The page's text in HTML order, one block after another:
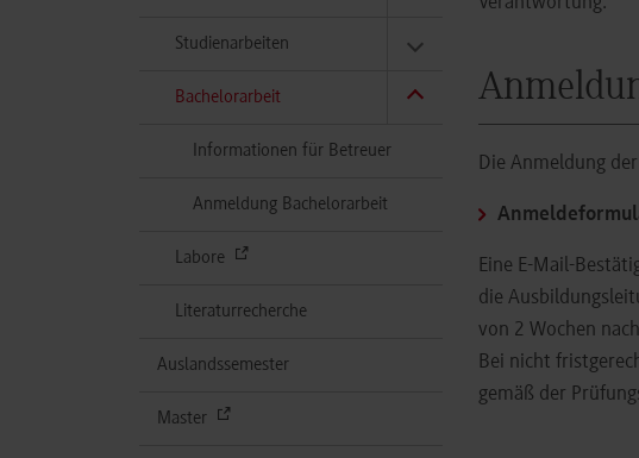
Studienarbeiten
Bachelorarbeit
Informationen für Betreuer
Anmeldung Bachelorarbeit
Labore
Literaturrecherche
Auslandssemester
Master
Die Anmeldung
Eine E-Mail-
die
von 2 Wochen
Bei nicht
gemäß der